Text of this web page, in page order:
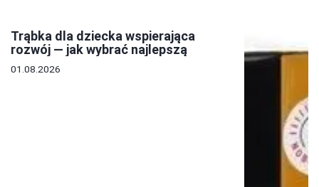
Trąbka dla dziecka wspierająca
rozwój — jak wybrać najlepszą
01.08.2026